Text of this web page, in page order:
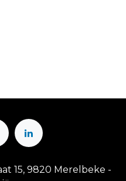
15, 9820 Merelbeke -